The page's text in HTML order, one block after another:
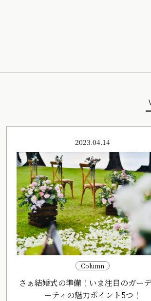
2023.04.14
Column
さぁ結婚式の準備！いま注目のガー
ーティの魅力ポイント5つ！